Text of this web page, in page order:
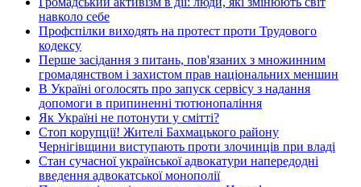
навколо себе
Профспілки виходять на протест проти Трудового
кодексу
Перше засідання з питань, пов'язаних з множинним
громадянством і захистом прав національних меншин
В Україні оголосять про запуск сервісу з надання
допомоги в припиненні тютюнопаління
Як Україні не потонути у смітті?
Стоп корупції! Жителі Бахмацького району
Чернігівщини виступають проти злочинців при владі
Стан сучасної української адвокатури напередодні
введення адвокатської монополії